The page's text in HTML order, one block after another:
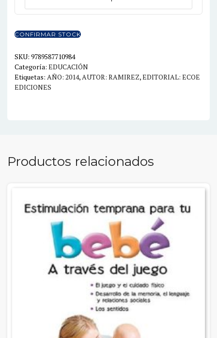
EDUCATIVA
LA
ERA
DIGITAL
Y
CONFIRMAR STOCK
SKU: 9789587710984
Categoría: EDUCACIÓN
Etiquetas: AÑO: 2014, AUTOR: RAMIREZ,EDITORIAL: ECOE
EDICIONES
Productos relacionados